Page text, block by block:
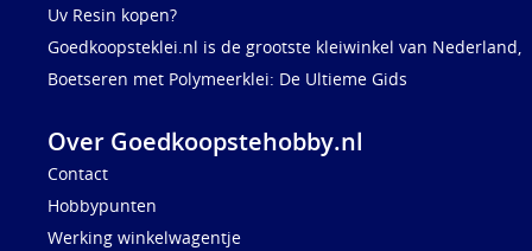
Uv Resin kopen?
Goedkoopsteklei.nl is de grootste kleiwinkel van Nederland,
Boetseren met Polymeerklei: De Ultieme Gids
Over Goedkoopstehobby.nl
Contact
Hobbypunten
Werking winkelwagentje